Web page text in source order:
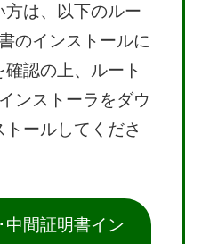
方は、以下のルー
のインストールに
認の上、ルート
ンストーラをダウ
ールしてくださ
中間証明書イン